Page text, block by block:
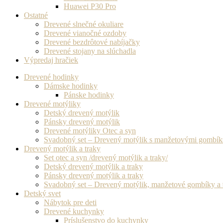
Huawei P30 Pro
Ostatné
Drevené slnečné okuliare
Drevené vianočné ozdoby
Drevené bezdrôtové nabíjačky
Drevené stojany na slúchadla
Výpredaj hračiek
Drevené hodinky
Dámske hodinky
Pánske hodinky
Drevené motýliky
Detský drevený motýlik
Pánsky drevený motýlik
Drevené motýliky Otec a syn
Svadobný set – Drevený motýlik s manžetovými
Drevený motýlik a traky
Set otec a syn /drevený motýlik a traky/
Detský drevený motýlik a traky
Pánsky drevený motýlik a traky
Svadobný set – Drevený motýlik, manžetové gombíky a
Detský svet
Nábytok pre deti
Drevené kuchynky
Príslušenstvo do kuchynky